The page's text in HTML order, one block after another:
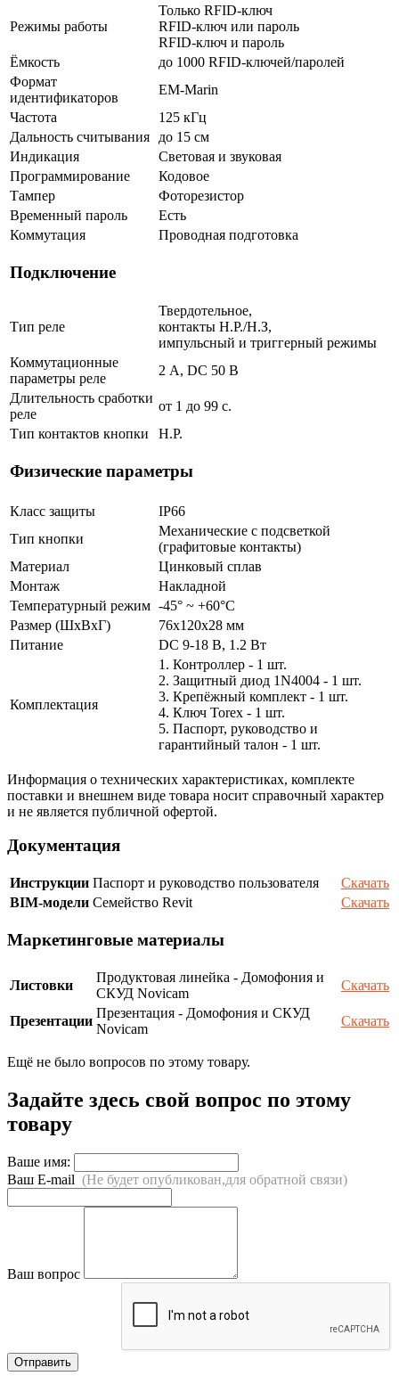
Режимы работы
Только RFID-ключ
RFID-ключ или пароль
RFID-ключ и пароль
Ёмкость
до 1000 RFID-ключей/паролей
Формат
идентификаторов
EM-Marin
Частота
125 кГц
Дальность считывания
до 15 см
Индикация
Световая и звуковая
Программирование
Кодовое
Тампер
Фоторезистор
Временный пароль
Есть
Коммутация
Проводная подготовка
Подключение
Тип реле
Твердотельное,
контакты Н.Р./Н.З,
импульсный и триггерный режимы
Коммутационные
параметры реле
2 А, DC 50 В
Длительность сработки
реле
от 1 до 99 с.
Тип контактов кнопки
Н.Р.
Физические параметры
Класс защиты
IP66
Тип кнопки
Механические с подсветкой
(графитовые контакты)
Материал
Цинковый сплав
Монтаж
Накладной
Температурный режим -45° ~ +60°С
Размер (ШxВxГ)
76x120x28 мм
Питание
DC 9-18 В, 1.2 Вт
Комплектация
1. Контроллер - 1 шт.
2. Защитный диод 1N4004 - 1 шт.
3. Крепёжный комплект - 1 шт.
4. Ключ Torex - 1 шт.
5. Паспорт, руководство и
гарантийный талон - 1 шт.
Информация о технических характеристиках, комплекте
поставки и внешнем виде товара носит справочный характер
и не является публичной офертой.
Документация
Инструкции Паспорт и руководство пользователя
Скачать
BIM-модели Семейство Revit Скачать
Маркетинговые материалы
Листовки
Продуктовая линейка - Домофония и
СКУД Novicam
Скачать
Презентации
Презентация - Домофония и СКУД
Novicam
Скачать
Ещё не было вопросов по этому товару.
Задайте здесь свой вопрос по этому
товару
Ваше имя:
Ваш E-mail (Не будет опубликован,для обратной связи)
Ваш вопрос
Отправить